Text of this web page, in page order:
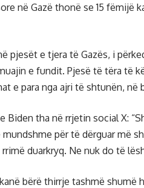
në Gazë thonë se 15 fëmijë
pjesët e tjera të Gazës, i
e fundit. Pjesë të tëra të
e para nga ajri të shtunën, në
Biden tha në rrjetin social X:
për të dërguar më
duarkryq. Ne nuk do të
bërë thirrje tashmë shumë